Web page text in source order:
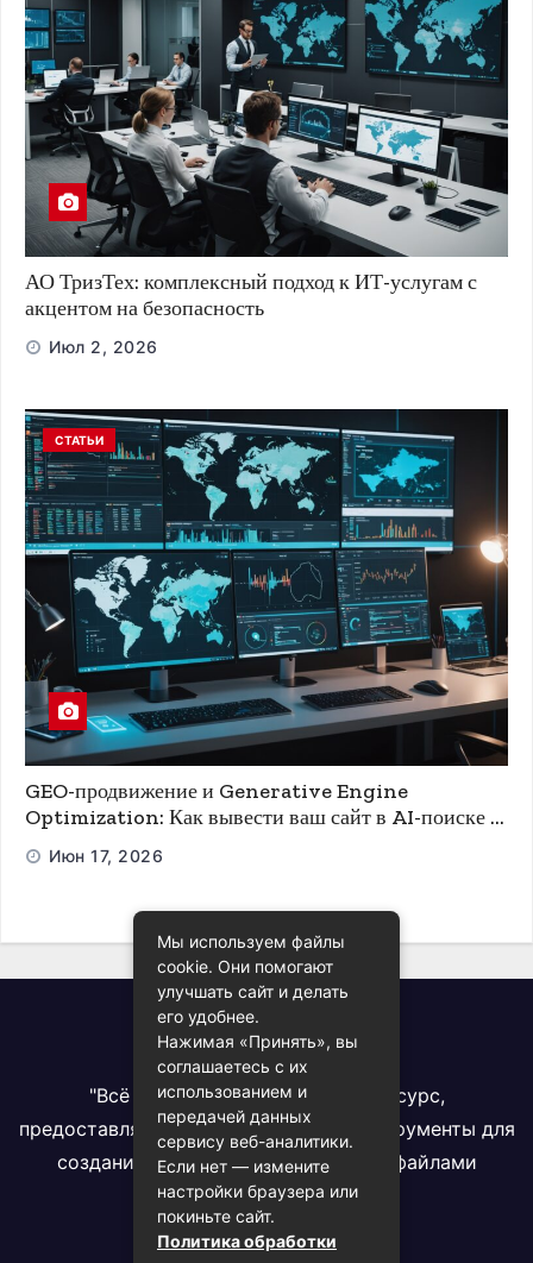
АО ТризТех: комплексный подход к ИТ-услугам с
акцентом на безопасность
Июл 2, 2026
СТАТЬИ
GEO-продвижение и Generative Engine
Optimization: Как вывести ваш сайт в AI-поиске и
ChatGPT
Июн 17, 2026
Всё про PDF
"Всё про PDF" - комплексный ресурс,
предоставляющий информацию и инструменты для
создания, конвертации и работы с файлами
формата PDF
Мы используем файлы
cookie. Они помогают
улучшать сайт и делать
его удобнее.
Нажимая «Принять», вы
соглашаетесь с их
использованием и
передачей данных
сервису веб-аналитики.
Если нет — измените
настройки браузера или
покиньте сайт.
Политика обработки